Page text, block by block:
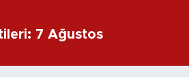
7 Ağustos